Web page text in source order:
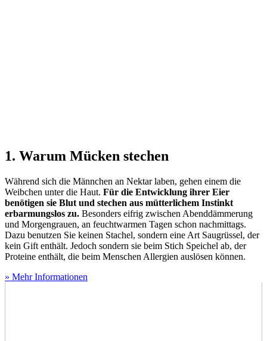
1. Warum Mücken stechen
Während sich die Männchen an Nektar laben, gehen einem die
Weibchen unter die Haut. Für die Entwicklung ihrer Eier
benötigen sie Blut und stechen aus mütterlichem Instinkt
erbarmungslos zu. Besonders eifrig zwischen Abenddämmerung
und Morgengrauen, an feuchtwarmen Tagen schon nachmittags.
Dazu benutzen Sie keinen Stachel, sondern eine Art Saugrüssel, der
kein Gift enthält. Jedoch sondern sie beim Stich Speichel ab, der
Proteine enthält, die beim Menschen Allergien auslösen können.
» Mehr Informationen